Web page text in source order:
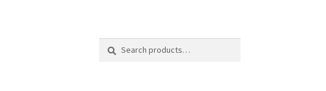
Search
Search